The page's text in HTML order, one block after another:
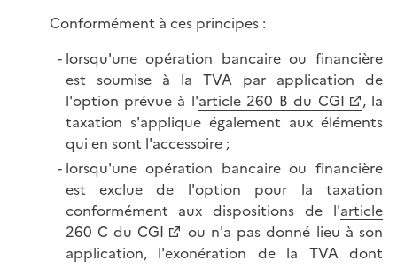
Conformément à ces principes :
lorsqu'une opération bancaire ou financière
est soumise à la TVA par application de
l'option prévue à l'article 260 B du CGI
, la
taxation s'applique également aux éléments
qui en sont l'accessoire ;
lorsqu'une opération bancaire ou financière
est exclue de l'option pour la taxation
conformément aux dispositions de l'article
260 C du CGI
ou n'a pas donné lieu à son
application, l'exonération de la TVA dont